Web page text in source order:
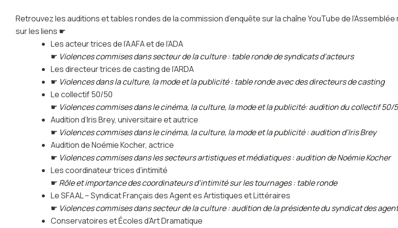
Retrouvez les auditions et tables rondes de la commission d’enquête sur la chaîne YouTube de
sur les liens ☛
Les acteur·trices de l’AAFA et de l’ADA
☛ Violences commises dans secteur de la culture : table ronde de syndicats d’acteurs
Les directeur·trices de casting de l’ARDA
☛ Violences dans la culture, la mode et la publicité : table ronde avec des directeurs de casting
Le collectif 50/50
☛ Violences commises dans le cinéma, la culture, la mode et la publicité: audition du collectif 50/
Audition d’Iris Brey, universitaire et autrice
☛ Violences commises dans le cinéma, la culture, la mode et la publicité : audition d’Iris Brey
Audition de Noémie Kocher, actrice
☛ Violences commises dans les secteurs artistiques et médiatiques : audition de Noémie Kocher
Les coordinateur·trices d’intimité
☛ Rôle et importance des coordinateurs d’intimité sur les tournages : table ronde
Le SFAAL – Syndicat Français des Agent·es Artistiques et Littéraires
☛ Violences commises dans secteur de la culture : audition de la présidente du syndicat des
Conservatoires et Écoles d’Art Dramatique